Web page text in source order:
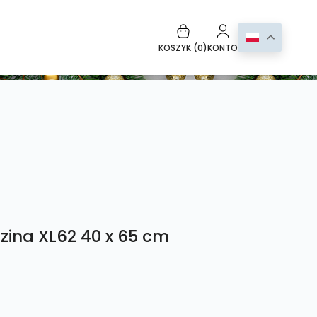
KOSZYK (0)KONTO
XL62 40 x 65 cm